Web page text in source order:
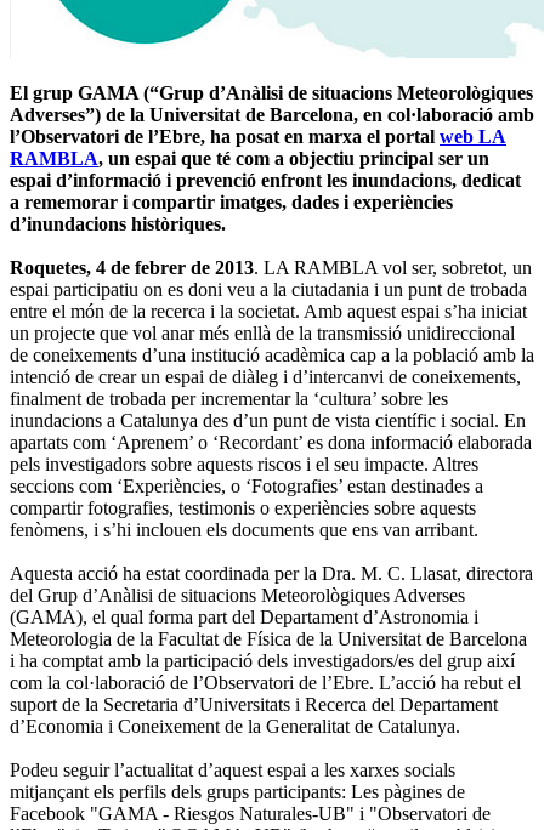
El grup GAMA (“Grup d’Anàlisi de situacions Meteorològiques
Adverses”) de la Universitat de Barcelona, en col·laboració amb
l’Observatori de l’Ebre, ha posat en marxa el portal web LA
RAMBLA, un espai que té com a objectiu principal ser un
espai d’informació i prevenció enfront les inundacions, dedicat
a rememorar i compartir imatges, dades i experiències
d’inundacions històriques.
Roquetes, 4 de febrer de 2013. LA RAMBLA vol ser, sobretot, un
espai participatiu on es doni veu a la ciutadania i un punt de trobada
entre el món de la recerca i la societat. Amb aquest espai s’ha iniciat
un projecte que vol anar més enllà de la transmissió unidireccional
de coneixements d’una institució acadèmica cap a la població amb la
intenció de crear un espai de diàleg i d’intercanvi de coneixements,
finalment de trobada per incrementar la ‘cultura’ sobre les
inundacions a Catalunya des d’un punt de vista científic i social. En
apartats com ‘Aprenem’ o ‘Recordant’ es dona informació elaborada
pels investigadors sobre aquests riscos i el seu impacte. Altres
seccions com ‘Experiències, o ‘Fotografies’ estan destinades a
compartir fotografies, testimonis o experiències sobre aquests
fenòmens, i s’hi inclouen els documents que ens van arribant.
Aquesta acció ha estat coordinada per la Dra. M. C. Llasat, directora
del Grup d’Anàlisi de situacions Meteorològiques Adverses
(GAMA), el qual forma part del Departament d’Astronomia i
Meteorologia de la Facultat de Física de la Universitat de Barcelona
i ha comptat amb la participació dels investigadors/es del grup així
com la col·laboració de l’Observatori de l’Ebre. L’acció ha rebut el
suport de la Secretaria d’Universitats i Recerca del Departament
d’Economia i Coneixement de la Generalitat de Catalunya.
Podeu seguir l’actualitat d’aquest espai a les xarxes socials
mitjançant els perfils dels grups participants: Les pàgines de
Facebook "GAMA - Riesgos Naturales-UB" i "Observatori de